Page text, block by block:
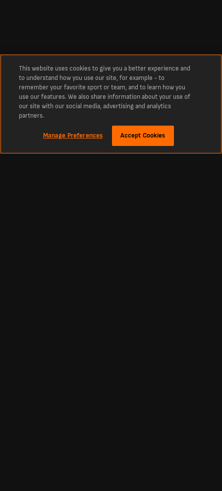
This website uses cookies to give you a better experience and
to understand how you use our site, for example - to
remember your favorite sport or team, and to learn how you
use our features. We also share information about your use of
our site with our social media, advertising and analytics
partners.
Manage Preferences Accept Cookies